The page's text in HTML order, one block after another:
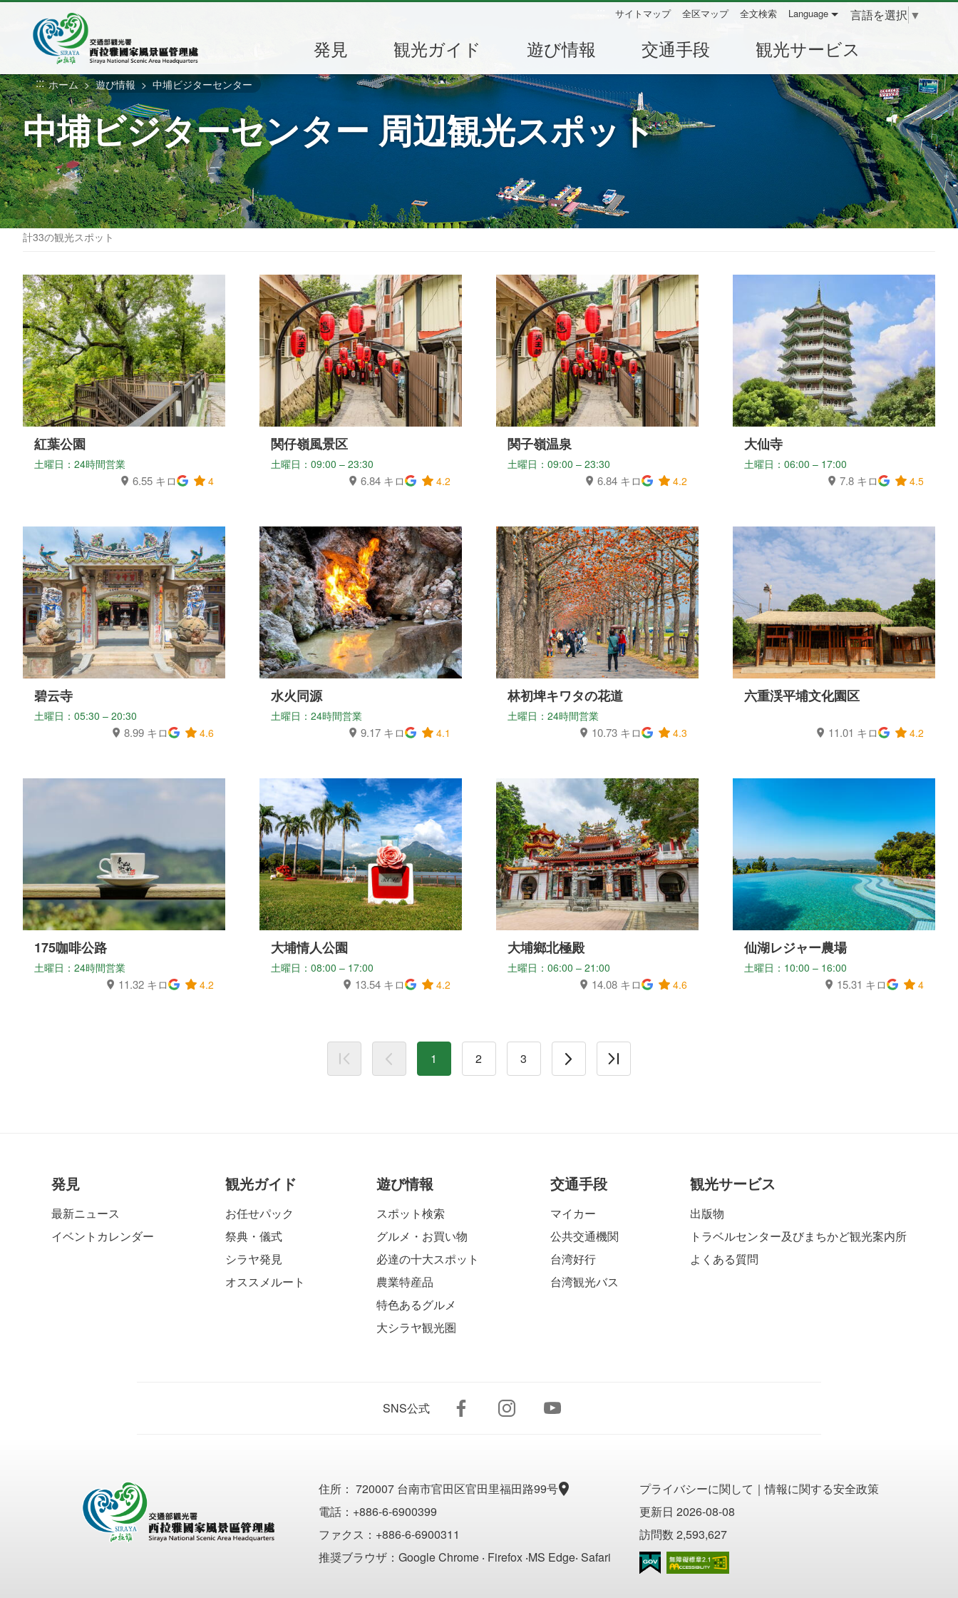
メ
ン
テ
ン
ツ
セ
ク
シ
ョ
ン
に
サイトマップ 全区マップ 全文検索 Language 言語を選択 ▼
発見 観光ガイド 遊び情報 交通手段 観光サービス
::: ホーム 遊び情報 中埔ビジターセンター
中埔ビジターセンター 周辺観光スポット
計33の観光スポット
紅葉公園
土曜日：24時間営業
6.55 キロ 4
関仔嶺風景区
土曜日：09:00 – 23:30
6.84 キロ 4.2
関子嶺温泉
土曜日：09:00 – 23:30
6.84 キロ 4.2
大仙寺
土曜日：06:00 – 17:00
7.8 キロ 4.5
碧云寺
土曜日：05:30 – 20:30
8.99 キロ 4.6
水火同源
土曜日：24時間営業
9.17 キロ 4.1
林初埤キワタの花道
土曜日：24時間営業
10.73 キロ 4.3
六重渓平埔文化園区
11.01 キロ 4.2
175咖啡公路
土曜日：24時間営業
11.32 キロ 4.2
大埔情人公園
土曜日：08:00 – 17:00
13.54 キロ 4.2
大埔鄉北極殿
土曜日：06:00 – 21:00
14.08 キロ 4.6
仙湖レジャー農場
土曜日：10:00 – 16:00
15.31 キロ 4
1 2 3
発見
最新ニュース
イベントカレンダー
観光ガイド
お任せパック
祭典・儀式
シラヤ発見
オススメルート
遊び情報
スポット検索
グルメ・お買い物
必達の十大スポット
農業特産品
特色あるグルメ
大シラヤ観光圏
交通手段
マイカー
公共交通機関
台湾好行
台湾観光バス
観光サービス
出版物
トラベルセンター及びまちかど観光案内所
よくある質問
SNS公式
住所： 720007 台南市官田区官田里福田路99号
電話：+886-6-6900399
ファクス：+886-6-6900311
推奨ブラウザ：Google Chrome ‧ Firefox ‧MS Edge‧ Safari
プライバシーに関して ｜情報に関する安全政策
更新日 2026-08-08
訪問数 2,593,627